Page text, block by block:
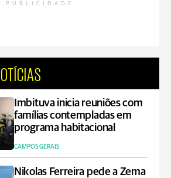
PUBLICIDADE
Imbituva inicia reuniões com
famílias contempladas em
programa habitacional
CAMPOS GERAIS
Nikolas Ferreira pede a Zema